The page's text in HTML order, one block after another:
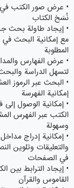
• عرض صور الكتب
نُسَخ الكتاب
• إيجاد طاولة بحث
مع إمكانية البحث
المطلوبة
• عرض الفهارس
لتسهل الدراسة
• البحث عبر الرموز
إمكانية الفهرسة
• إمكانية الوصول
الكتب عبر الفهرس
وسهولة
• إمكانية إدراج
والتعليقات وتلوين
في الصفحات
• إيجاد الترابط بين
القاموس والقرآن